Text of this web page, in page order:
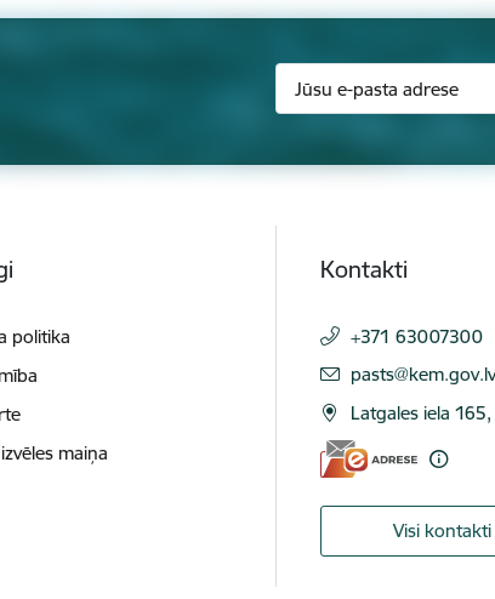
politika
maiņa
Kontakti
+371 63007300
E-pasts:
pasts@kem.gov.lv
Latgales iela
Visi kontakti